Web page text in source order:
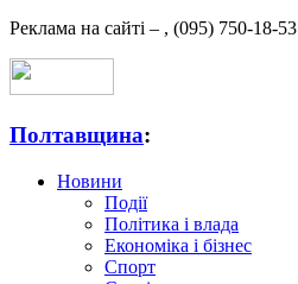
Реклама на сайті – , (095) 750-18-53
Полтавщина:
Новини
Події
Політика і влада
Економіка і бізнес
Спорт